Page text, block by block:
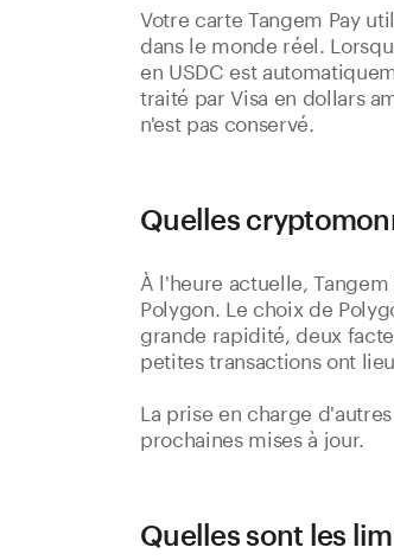
Votre carte Tangem Pay
dans le monde réel.
en USDC est
traité par Visa en dollars
n'est pas conservé.
Quelles
À l'heure actuelle,
Polygon. Le choix de
grande rapidité, deux
petites transactions ont
La prise en charge
prochaines mises à jour.
Quelles sont les